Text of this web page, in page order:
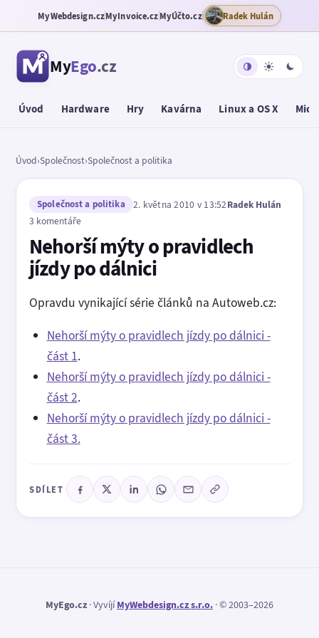
MyWebdesign.czMyInvoice.czMyÚčto.cz Radek Hulán
MyEgo.cz
Úvod Hardware Hry Kavárna Linux a OS X
Úvod›Společnost›Společnost a politika
Společnost a politika 2. května 2010 v 13:52Radek Hulán
3 komentáře
Nehorší mýty o pravidlech
jízdy po dálnici
Opravdu vynikající série článků na Autoweb.cz:
Nehorší mýty o pravidlech jízdy po dálnici -
část 1.
Nehorší mýty o pravidlech jízdy po dálnici -
část 2.
Nehorší mýty o pravidlech jízdy po dálnici -
část 3.
SDÍLET
MyEgo.cz · VyvíjíMyWebdesign.cz s.r.o. · © 2003–2026